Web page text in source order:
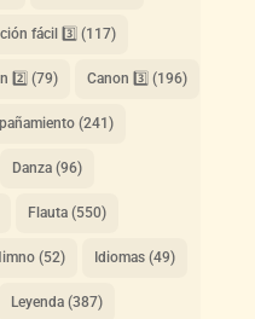
fácil 3️⃣ (117)
2️⃣ (79) Canon 3️⃣ (196)
(241)
Danza(96)
Flauta(550)
(52) Idiomas(49)
Leyenda(387)